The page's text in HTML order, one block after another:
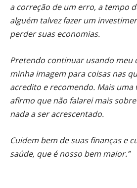
a correção de um erro, a tempo
alguém talvez fazer um
perder suas economias.
Pretendo continuar usando meu
minha imagem para coisas nas
acredito e recomendo. Mais uma
afirmo que não falarei mais
nada a ser acrescentado.
Cuidem bem de suas finanças e
saúde, que é nosso bem maior.”